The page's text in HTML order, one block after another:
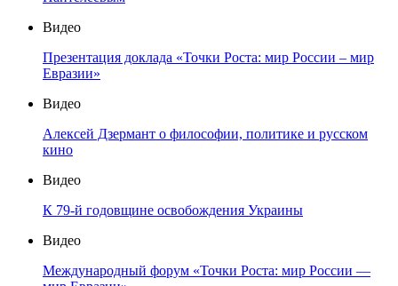
Видео
Презентация доклада «Точки Роста: мир России – мир
Евразии»
Видео
Алексей Дзермант о философии, политике и русском
кино
Видео
К 79-й годовщине освобождения Украины
Видео
Международный форум «Точки Роста: мир России —